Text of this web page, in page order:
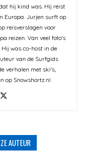
hij kind was. Hij reist
Europa. Jurjen surft op
reisverslagen voor
reizen. Van veel foto's
was co-host in de
van de Surfgids
verhalen met ski's,
op Snowshortz.nl
AUTEUR